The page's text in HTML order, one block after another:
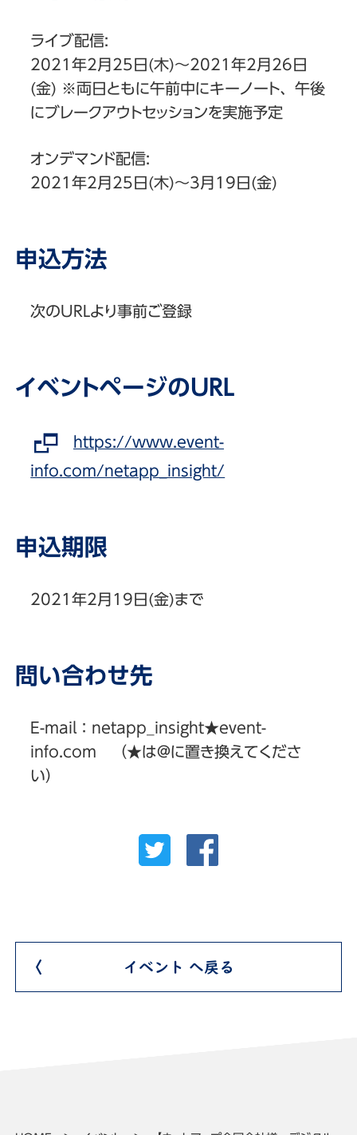
ライブ配信:
2021年2月25日(木)～2021年2月26日
(金) ※両日ともに午前中にキーノート、午後
にブレークアウトセッションを実施予定
オンデマンド配信:
2021年2月25日(木)～3月19日(金)
申込方法
次のURLより事前ご登録
イベントページのURL
https://www.event-
info.com/netapp_insight/
申込期限
2021年2月19日(金)まで
問い合わせ先
E-mail：netapp_insight★event-
info.com （★は@に置き換えてくださ
い）
イベント へ戻る